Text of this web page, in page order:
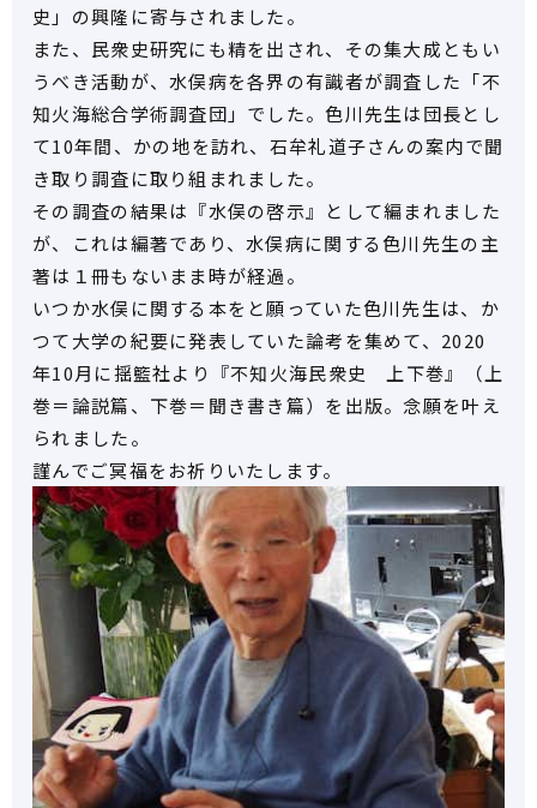
史」の興隆に寄与されました。
また、民衆史研究にも精を出され、その集大成ともい
うべき活動が、水俣病を各界の有識者が調査した「不
知火海総合学術調査団」でした。色川先生は団長とし
て10年間、かの地を訪れ、石牟礼道子さんの案内で聞
き取り調査に取り組まれました。
その調査の結果は『水俣の啓示』として編まれました
が、これは編著であり、水俣病に関する色川先生の主
著は１冊もないまま時が経過。
いつか水俣に関する本をと願っていた色川先生は、か
つて大学の紀要に発表していた論考を集めて、2020
年10月に揺籃社より『不知火海民衆史 上下巻』（上
巻＝論説篇、下巻＝聞き書き篇）を出版。念願を叶え
られました。
謹んでご冥福をお祈りいたします。